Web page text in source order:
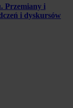
Przemiany i
i dyskursów